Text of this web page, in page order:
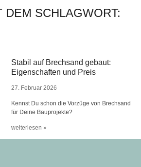
DEM SCHLAGWORT:
Stabil auf Brechsand gebaut:
Eigenschaften und Preis
27. Februar 2026
Kennst Du schon die Vorzüge von Brechsand
für Deine Bauprojekte?
weiterlesen »